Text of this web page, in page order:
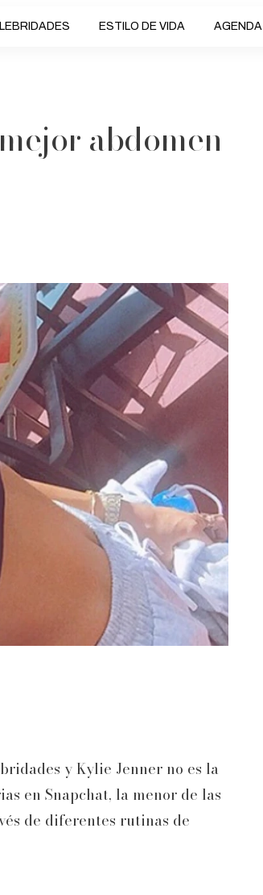
ESTILO DE VIDA AGENDA
abdomen
y Kylie Jenner no es la
en Snapchat, la menor de las
de diferentes rutinas de